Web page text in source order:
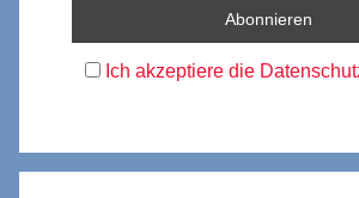
Ich akzeptiere die